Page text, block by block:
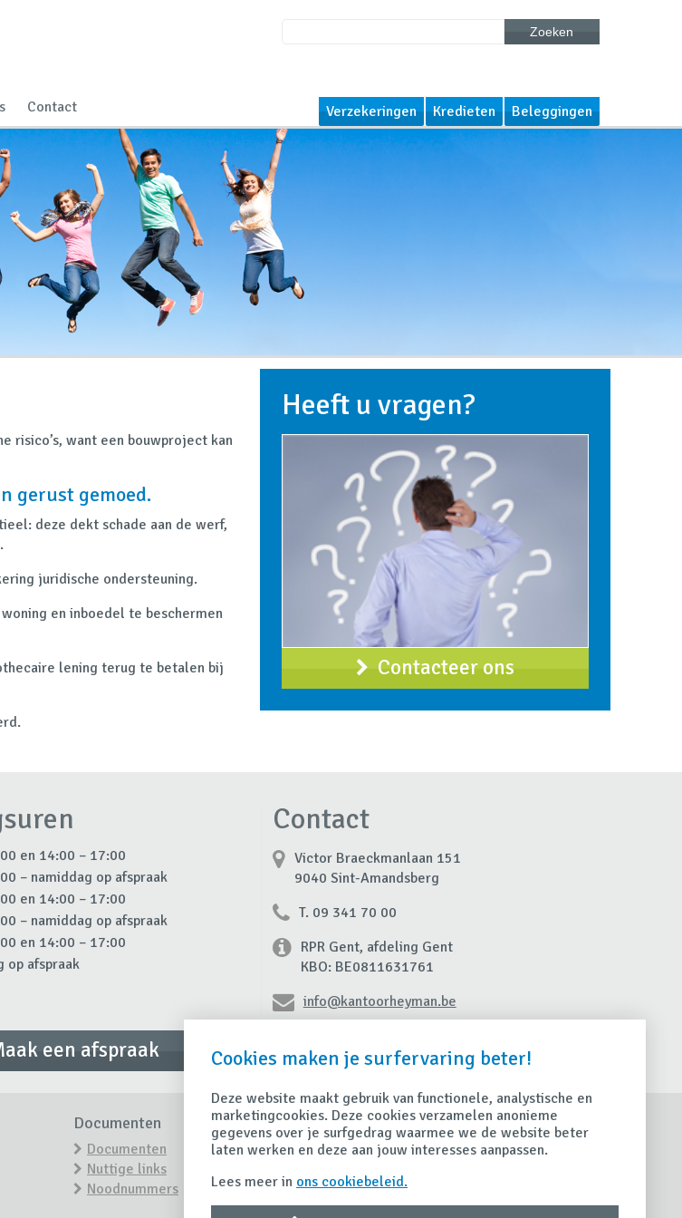
Zoeken
Contact Verzekeringen Kredieten Beleggingen
risico’s, want een bouwproject kan
gerust gemoed.
deze dekt schade aan de werf,
juridische ondersteuning.
en inboedel te beschermen
lening terug te betalen bij
Heeft u vragen?
Contacteer ons
en 14:00 – 17:00
– namiddag op afspraak
en 14:00 – 17:00
– namiddag op afspraak
en 14:00 – 17:00
op afspraak
een afspraak
Contact
Victor Braeckmanlaan 151
9040 Sint-Amandsberg
T. 09 341 70 00
RPR Gent, afdeling Gent
KBO: BE0811631761
info@kantoorheyman.be
Contacteer ons
Documenten
Documenten
Nuttige links
Noodnummers
Nieuws
Nieuwsoverzicht
Tips
Handige tips
Contact
Contacteer ons
Schade
Cookies maken je surfervaring beter!
Deze website maakt gebruik van functionele, analystische en
marketingcookies. Deze cookies verzamelen anonieme
gegevens over je surfgedrag waarmee we de website beter
laten werken en deze aan jouw interesses aanpassen.
Lees meer in ons cookiebeleid.